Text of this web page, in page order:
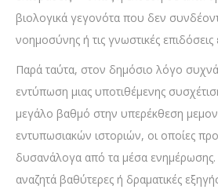
βιολογικά γεγονότα που δεν
νοημοσύνης ή τις γνωστικές
Παρά ταύτα, στον δημόσιο λόγο συχνά
εντύπωση μιας υποτιθέμενης
μεγάλο βαθμό στην υπερέκθεση
εντυπωσιακών ιστοριών, οι οποίες
δυσανάλογα από τα μέσα
αναζητά βαθύτερες ή δραματικές